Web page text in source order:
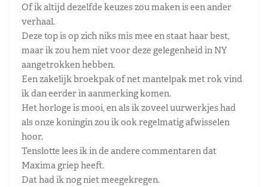
Of ik altijd dezelfde keuzes zou maken is een ander
verhaal.
Deze top is op zich niks mis mee en staat haar best,
maar ik zou hem niet voor deze gelegenheid in NY
aangetrokken hebben.
Een zakelijk broekpak of net mantelpak met rok vind
ik dan eerder in aanmerking komen.
Het horloge is mooi, en als ik zoveel uurwerkjes had
als onze koningin zou ik ook regelmatig afwisselen
hoor.
Tenslotte lees ik in de andere commentaren dat
Maxima griep heeft.
Dat had ik nog niet meegekregen.